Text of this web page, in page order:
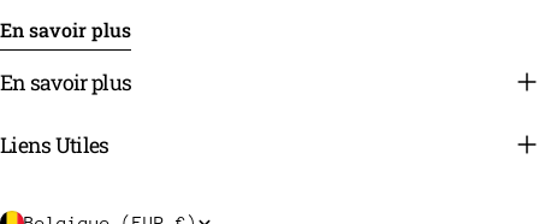
En savoir plus
En savoir plus
Liens Utiles